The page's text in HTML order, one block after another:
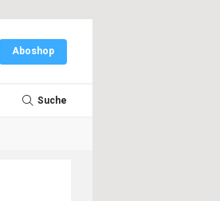
Aboshop
Suche